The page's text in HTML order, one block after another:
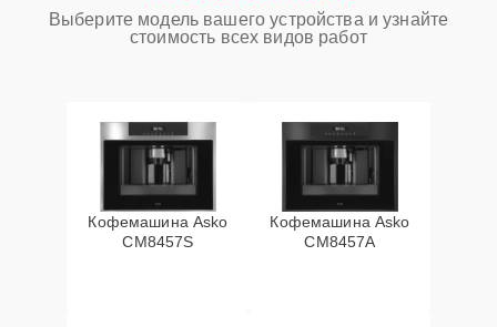
Выберите модель вашего устройства и узнайте
стоимость всех видов работ
Кофемашина Asko
CM8457S
Кофемашина Asko
CM8457A